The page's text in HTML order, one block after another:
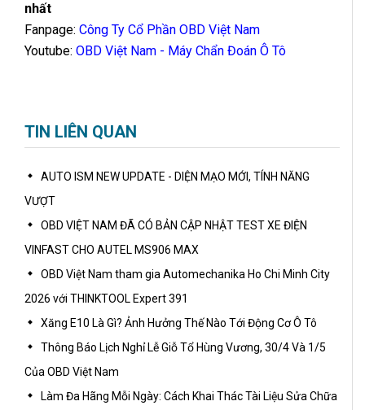
nhất
Fanpage: Công Ty Cổ Phần OBD Việt Nam
Youtube: OBD Việt Nam - Máy Chẩn Đoán Ô Tô
TIN LIÊN QUAN
AUTO ISM NEW UPDATE - DIỆN MẠO MỚI, TÍNH NĂNG
VƯỢT
OBD VIỆT NAM ĐÃ CÓ BẢN CẬP NHẬT TEST XE ĐIỆN
VINFAST CHO AUTEL MS906 MAX
OBD Việt Nam tham gia Automechanika Ho Chi Minh City
2026 với THINKTOOL Expert 391
Xăng E10 Là Gì? Ảnh Hưởng Thế Nào Tới Động Cơ Ô Tô
Thông Báo Lịch Nghỉ Lễ Giỗ Tổ Hùng Vương, 30/4 Và 1/5
Của OBD Việt Nam
Làm Đa Hãng Mỗi Ngày: Cách Khai Thác Tài Liệu Sửa Chữa